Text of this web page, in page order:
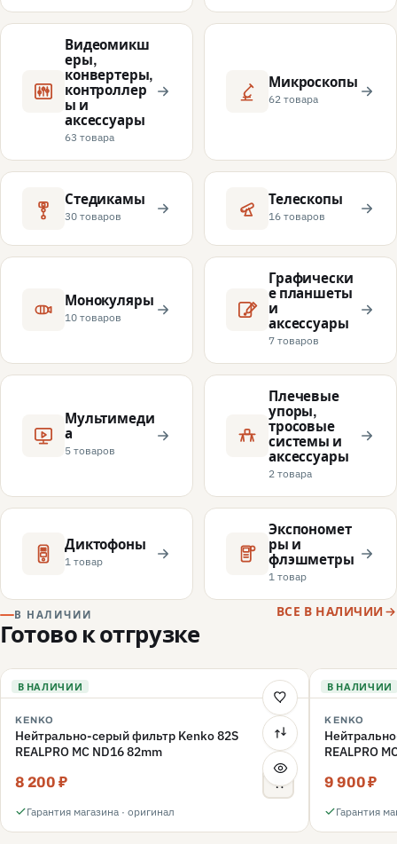
Видеомикш
еры,
конвертеры,
контроллер
ы и
аксессуары
63 товара
Микроскопы
62 товара
Стедикамы
30 товаров
Телескопы
16 товаров
Монокуляры
10 товаров
Графически
е планшеты
и
аксессуары
7 товаров
Мультимеди
а
5 товаров
Плечевые
упоры,
тросовые
системы и
аксессуары
2 товара
Диктофоны
1 товар
Экспономет
ры и
флэшметры
1 товар
В НАЛИЧИИ
Готово к отгрузке
ВСЕ В НАЛИЧИИ
В НАЛИЧИИ
KENKO
Нейтрально-серый фильтр Kenko 82S
REALPRO MC ND16 82mm
8 200 ₽
Гарантия магазина · оригинал
В НАЛИЧИИ
KENKO
REALPRO
9 900 ₽
Гарантия